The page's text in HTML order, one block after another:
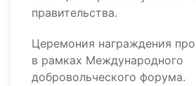
правительства.
Церемония награждения
в рамках Международного
добровольческого форума.